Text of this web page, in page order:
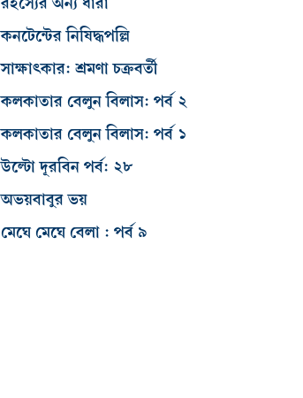
কনটেন্টের নিষিদ্ধপল্লি
সাক্ষাৎকার: শ্রমণা চক্রবর্তী
কলকাতার বেলুন বিলাস: পর্ব ২
কলকাতার বেলুন বিলাস: পর্ব ১
উল্টো দূরবিন পর্ব: ২৮
অভয়বাবুর ভয়
মেঘে মেঘে বেলা : পর্ব ৯